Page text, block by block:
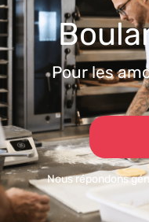
Pour les
Nous répondons